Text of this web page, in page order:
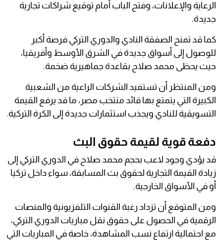
الرعاية والإعلانات، وفتح الباب أمام توقيع شراكات تجارية
جديدة.
كما قد تمنح الصفقة النادي والدوري التركي فرصة أكبر
للوصول إلى أسواق جديدة في الشرق الأوسط وأفريقيا،
حيث يحظى محمد صلاح بقاعدة جماهيرية ضخمة.
ومن المنتظر أن تستفيد الشركات الراعية من الشعبية
الكبيرة التي يتمتع بها قائد منتخب مصر، ما قد يرفع القيمة
التسويقية للنادي ويجذب استثمارات جديدة إلى الكرة التركية.
دفعة قوية لقيمة حقوق البث
قد يؤدي وجود لاعب بحجم محمد صلاح في الدوري التركي إلى
زيادة القيمة التجارية لحقوق بث المسابقة، سواء داخل تركيا
أو في الأسواق الخارجية.
ومن المتوقع أن تزداد رغبة القنوات التلفزيونية والمنصات
الرقمية في الحصول على حقوق نقل مباريات الدوري التركي،
مع احتمالية ارتفاع نسب المشاهدة، خاصة في المباريات التي